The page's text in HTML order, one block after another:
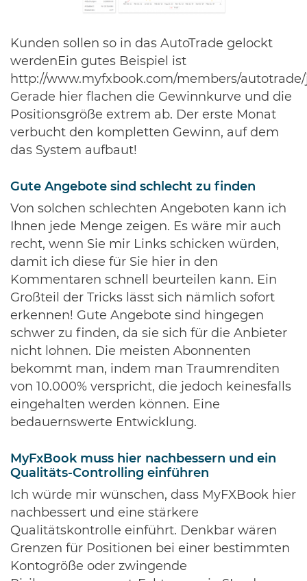
Kunden sollen so in das AutoTrade gelockt
werdenEin gutes Beispiel ist
http://www.myfxbook.com/members/autotrade/
Gerade hier flachen die Gewinnkurve und die
Positionsgröße extrem ab. Der erste Monat
verbucht den kompletten Gewinn, auf dem
das System aufbaut!
Gute Angebote sind schlecht zu finden
Von solchen schlechten Angeboten kann ich
Ihnen jede Menge zeigen. Es wäre mir auch
recht, wenn Sie mir Links schicken würden,
damit ich diese für Sie hier in den
Kommentaren schnell beurteilen kann. Ein
Großteil der Tricks lässt sich nämlich sofort
erkennen! Gute Angebote sind hingegen
schwer zu finden, da sie sich für die Anbieter
nicht lohnen. Die meisten Abonnenten
bekommt man, indem man Traumrenditen
von 10.000% verspricht, die jedoch keinesfalls
eingehalten werden können. Eine
bedauernswerte Entwicklung.
MyFxBook muss hier nachbessern und ein
Qualitäts-Controlling einführen
Ich würde mir wünschen, dass MyFXBook hier
nachbessert und eine stärkere
Qualitätskontrolle einführt. Denkbar wären
Grenzen für Positionen bei einer bestimmten
Kontogröße oder zwingende